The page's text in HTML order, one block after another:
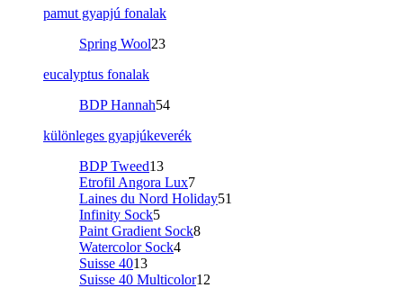
pamut gyapjú fonalak
Spring Wool23
eucalyptus fonalak
BDP Hannah54
különleges gyapjúkeverék
BDP Tweed13
Etrofil Angora Lux7
Laines du Nord Holiday51
Infinity Sock5
Paint Gradient Sock8
Watercolor Sock4
Suisse 4013
Suisse 40 Multicolor12